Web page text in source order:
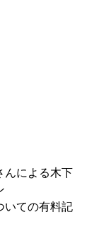
んによる木下
いての有料記